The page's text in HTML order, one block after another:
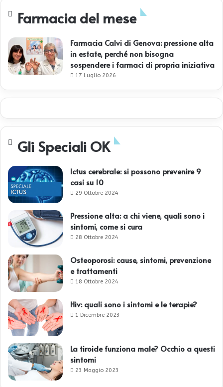
Farmacia del mese
Farmacia Calvi di Genova: pressione alta
in estate, perché non bisogna
sospendere i farmaci di propria iniziativa
17 Luglio 2026
Gli Speciali OK
Ictus cerebrale: si possono prevenire 9
casi su 10
29 Ottobre 2024
Pressione alta: a chi viene, quali sono i
sintomi, come si cura
28 Ottobre 2024
Osteoporosi: cause, sintomi, prevenzione
e trattamenti
18 Ottobre 2024
Hiv: quali sono i sintomi e le terapie?
1 Dicembre 2023
La tiroide funziona male? Occhio a questi
sintomi
23 Maggio 2023